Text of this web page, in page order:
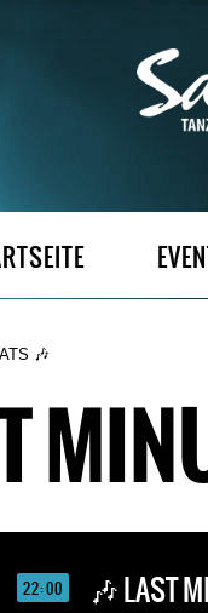
🎶
22:00 🎶 LAST